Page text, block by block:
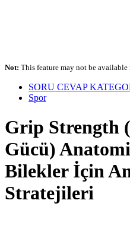
Not: This feature may not be available
SORU CEVAP
Spor
Grip Strength
Gücü)
Bilekler İçin
Stratejileri